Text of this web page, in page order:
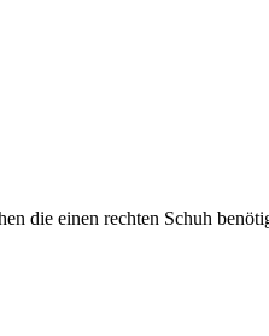
die einen rechten Schuh